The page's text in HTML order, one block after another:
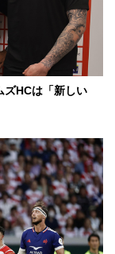
ズHCは「新しい